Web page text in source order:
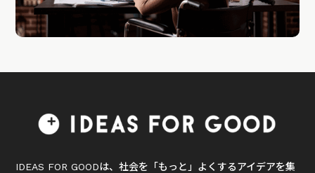
IDEAS FOR GOODは、社会を「もっと」よくするアイデアを集